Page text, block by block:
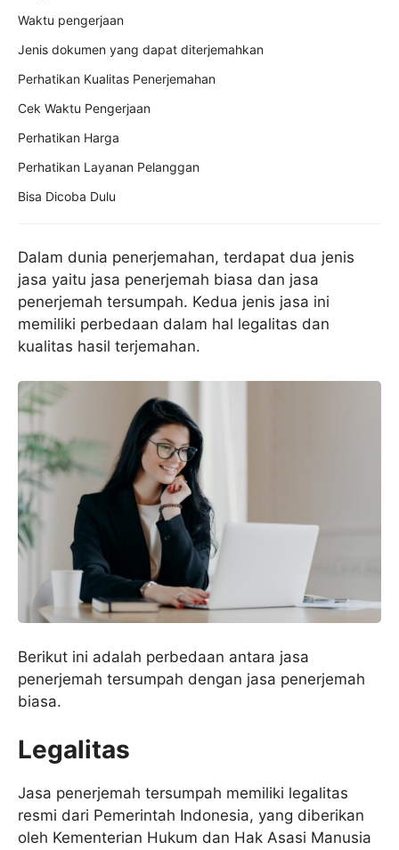
Dalam dunia penerjemahan, terdapat dua jenis
jasa yaitu jasa penerjemah biasa dan jasa
penerjemah tersumpah. Kedua jenis jasa ini
memiliki perbedaan dalam hal legalitas dan
kualitas hasil terjemahan.
Berikut ini adalah perbedaan antara jasa
penerjemah tersumpah dengan jasa penerjemah
biasa.
Legalitas
Jasa penerjemah tersumpah memiliki legalitas
resmi dari Pemerintah Indonesia, yang diberikan
oleh Kementerian Hukum dan Hak Asasi Manusia
Waktu pengerjaan
Jenis dokumen yang dapat diterjemahkan
Perhatikan Kualitas Penerjemahan
Cek Waktu Pengerjaan
Perhatikan Harga
Perhatikan Layanan Pelanggan
Bisa Dicoba Dulu